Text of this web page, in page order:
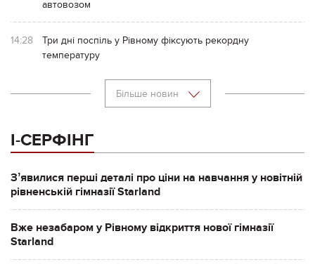
автовозом
14:28
Три дні поспіль у Рівному фіксують рекордну
температуру
Більше новин
І-СЕРФІНГ
Зʼявилися перші деталі про ціни на навчання у новітній
рівненській гімназії Starland
Вже незабаром у Рівному відкриття нової гімназії
Starland